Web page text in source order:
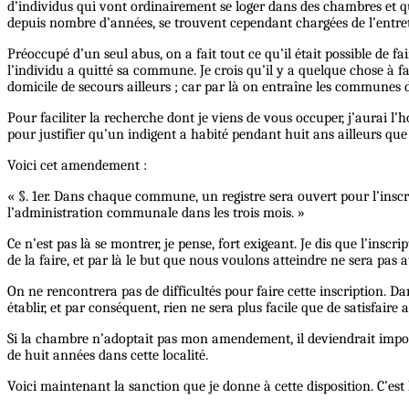
d’individus qui vont ordinairement se loger dans des chambres et
depuis nombre d’années, se trouvent cependant chargées de
Préoccupé d’un seul abus, on a fait tout ce qu’il était possible de
l’individu a quitté sa commune. Je crois qu’il y a quelque chose
domicile de secours ailleurs ; car par là on entraîne les communes
Pour faciliter la recherche dont je viens de vous occuper, j’aurai
pour justifier qu’un indigent a habité pendant huit ans ailleurs que
Voici cet amendement :
« §. 1er. Dans chaque commune, un registre sera ouvert pour
l’administration communale dans les trois mois. »
Ce n’est pas là se montrer, je pense, fort exigeant. Je dis que
de la faire, et par là le but que nous voulons atteindre ne sera pas
On ne rencontrera pas de difficultés pour faire cette inscription.
établir, et par conséquent, rien ne sera plus facile que de satisfaire
Si la chambre n’adoptait pas mon amendement, il deviendrait
de huit années dans cette localité.
Voici maintenant la sanction que je donne à cette disposition.